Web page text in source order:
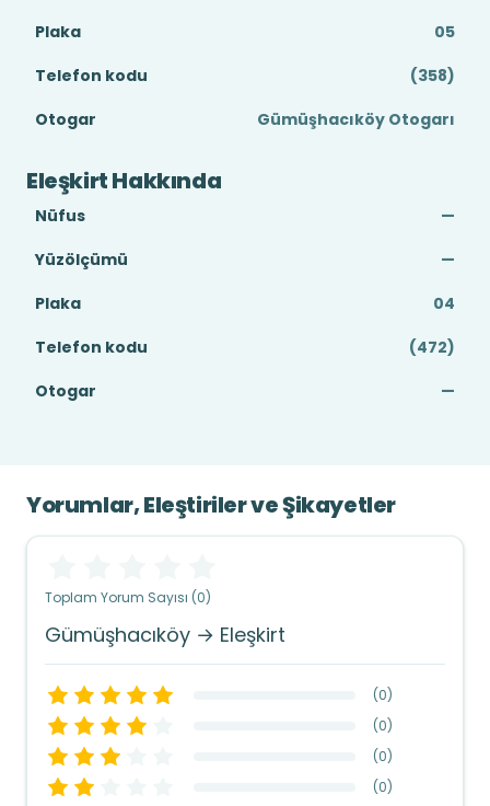
Plaka
05
Telefon kodu
(358)
Otogar
Gümüşhacıköy Otogarı
Eleşkirt Hakkında
Nüfus
—
Yüzölçümü
—
Plaka
04
Telefon kodu
(472)
Otogar
—
Yorumlar, Eleştiriler ve Şikayetler
Toplam Yorum Sayısı (0)
Gümüşhacıköy → Eleşkirt
(0)
(0)
(0)
(0)